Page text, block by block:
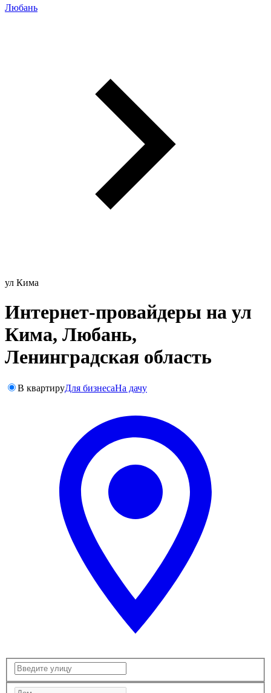
Любань
ул Кима
Интернет-провайдеры на ул
Кима, Любань,
Ленинградская область
В квартируДля бизнесаНа дачу